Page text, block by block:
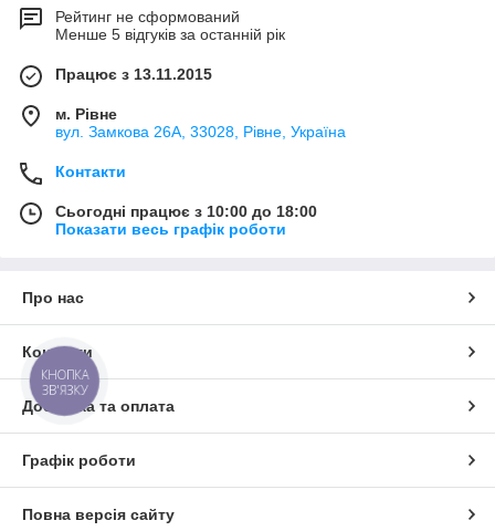
Рейтинг не сформований
Менше 5 відгуків за останній рік
Працює з 13.11.2015
м. Рівне
вул. Замкова 26А, 33028, Рівне, Україна
Контакти
Сьогодні працює з 10:00 до 18:00
Показати весь графік роботи
Про нас
Контакти
Доставка та оплата
Графік роботи
Повна версія сайту
КНОПКА
ЗВ'ЯЗКУ